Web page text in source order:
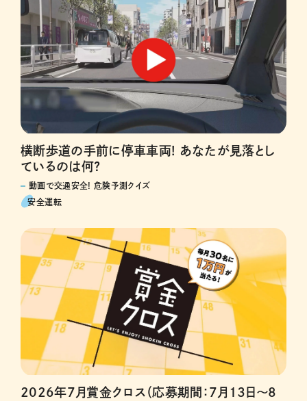
横断歩道の手前に停車車両! あなたが見落とし
ているのは何?
動画で交通安全! 危険予測クイズ
安全運転
2026年7月賞金クロス（応募期間：7月13日～8